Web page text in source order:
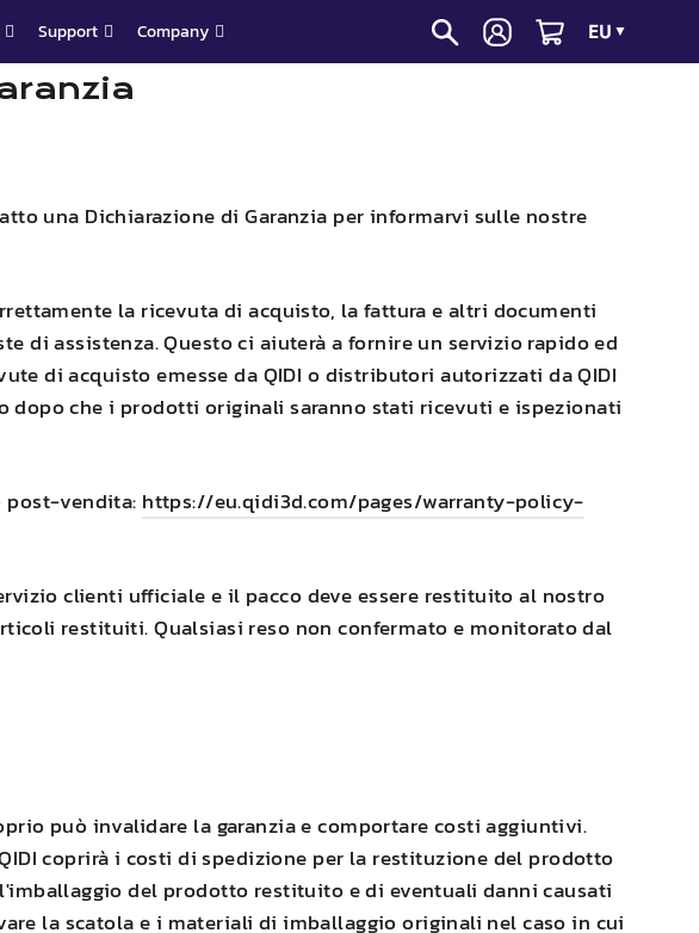
Support Company EU ▼
una Dichiarazione di Garanzia per informarvi sulle nostre
la ricevuta di acquisto, la fattura e altri documenti
di assistenza. Questo ci aiuterà a fornire un servizio rapido ed
di acquisto emesse daQIDI o distributori autorizzati daQIDI
dopo che i prodotti originali saranno stati ricevuti e ispezionati
post-vendita: https://eu.qidi3d.com/pages/warranty-policy-
clienti ufficiale e il pacco deve essere restituito al nostro
restituiti. Qualsiasi reso non confermato e monitorato dal
può invalidare la garanzia e comportare costi aggiuntivi.
coprirà i costi di spedizione per la restituzione del prodotto
del prodotto restituito e di eventuali danni causati
la scatola e i materiali di imballaggio originali nel caso in cui